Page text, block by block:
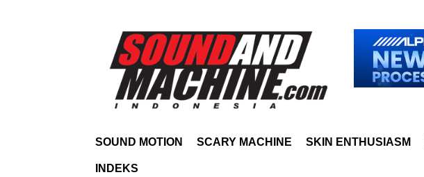
SOUND MOTION SCARY MACHINE SKIN ENTHUSIASM
INDEKS